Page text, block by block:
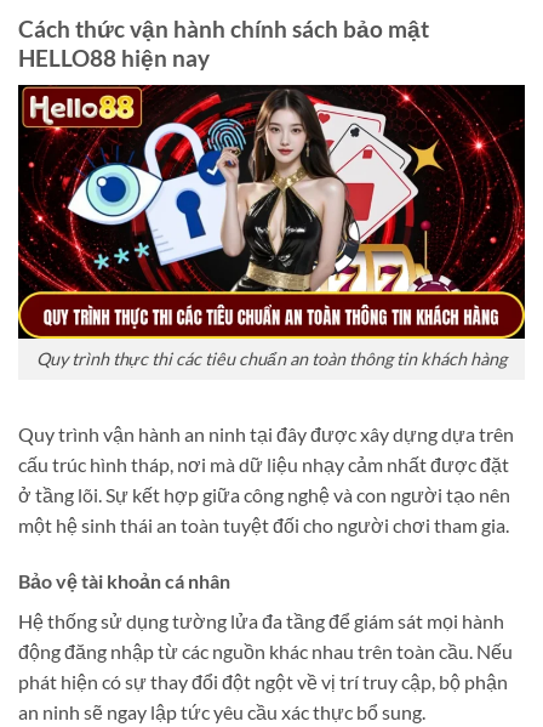
Cách thức vận hành chính sách bảo mật
HELLO88 hiện nay
Quy trình thực thi các tiêu chuẩn an toàn thông tin khách hàng
Quy trình vận hành an ninh tại đây được xây dựng dựa trên
cấu trúc hình tháp, nơi mà dữ liệu nhạy cảm nhất được đặt
ở tầng lõi. Sự kết hợp giữa công nghệ và con người tạo nên
một hệ sinh thái an toàn tuyệt đối cho người chơi tham gia.
Bảo vệ tài khoản cá nhân
Hệ thống sử dụng tường lửa đa tầng để giám sát mọi hành
động đăng nhập từ các nguồn khác nhau trên toàn cầu. Nếu
phát hiện có sự thay đổi đột ngột về vị trí truy cập, bộ phận
an ninh sẽ ngay lập tức yêu cầu xác thực bổ sung.